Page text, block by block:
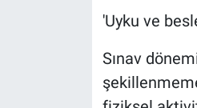
'Uyku ve
Sınav